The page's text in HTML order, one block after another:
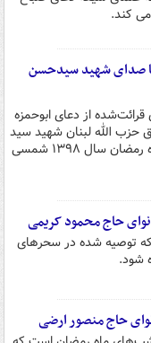
کند.
صدای شهید سیدحسن
از دعای ابوحمزه
حزب الله لبنان شهید سید
حسن نصرالله(ره) در ماه رمضان سال ۱۳۹۸ شمسی
حاج محمود کریمی
توصیه شده در سحرهای
شود.
حاج منصور ارضی